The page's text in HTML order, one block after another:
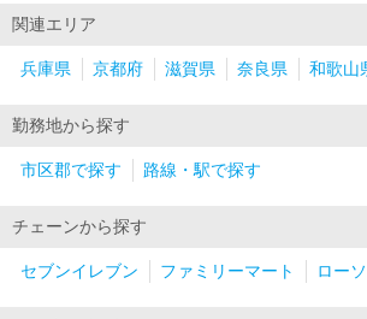
関連エリア
兵庫県 京都府 滋賀県 奈良県 和歌山
勤務地から探す
市区郡で探す 路線・駅で探す
チェーンから探す
セブンイレブン ファミリーマート ロー